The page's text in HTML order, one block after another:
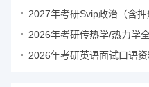
2027年考研Svip政治（含押
2026年考研传热学/热力学
2026年考研英语面试口语